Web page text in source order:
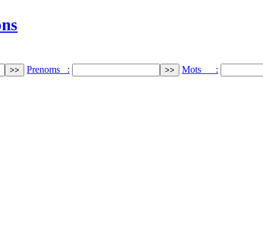
Prenoms : Mots :